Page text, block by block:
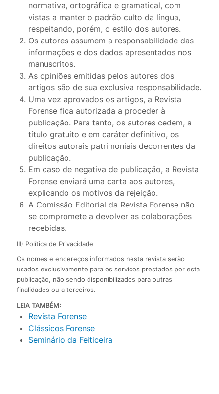
normativa, ortográfica e gramatical, com
vistas a manter o padrão culto da língua,
respeitando, porém, o estilo dos autores.
Os autores assumem a responsabilidade das
informações e dos dados apresentados nos
manuscritos.
As opiniões emitidas pelos autores dos
artigos são de sua exclusiva responsabilidade.
Uma vez aprovados os artigos, a Revista
Forense fica autorizada a proceder à
publicação. Para tanto, os autores cedem, a
título gratuito e em caráter definitivo, os
direitos autorais patrimoniais decorrentes da
publicação.
Em caso de negativa de publicação, a Revista
Forense enviará uma carta aos autores,
explicando os motivos da rejeição.
A Comissão Editorial da Revista Forense não
se compromete a devolver as colaborações
recebidas.
III) Política de Privacidade
Os nomes e endereços informados nesta revista serão
usados exclusivamente para os serviços prestados por esta
publicação, não sendo disponibilizados para outras
finalidades ou a terceiros.
LEIA TAMBÉM:
Revista Forense
Clássicos Forense
Seminário da Feiticeira